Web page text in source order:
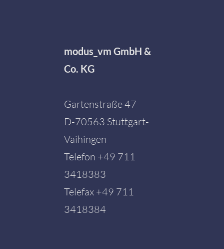
modus_vm GmbH &
Co. KG
Gartenstraße 47
D-70563 Stuttgart-
Vaihingen
Telefon +49 711
3418383
Telefax +49 711
3418384